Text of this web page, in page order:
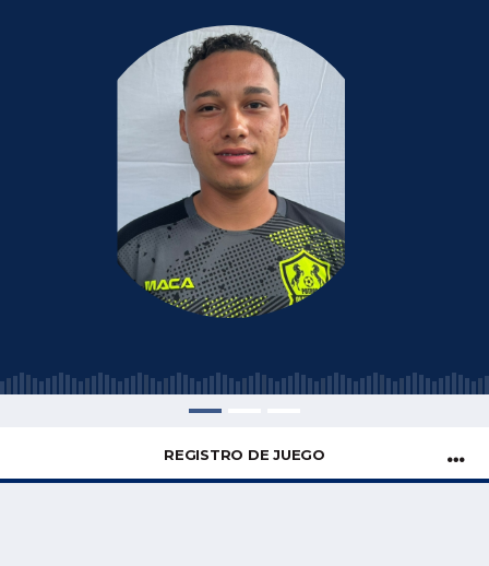
REGISTRO DE JUEGO